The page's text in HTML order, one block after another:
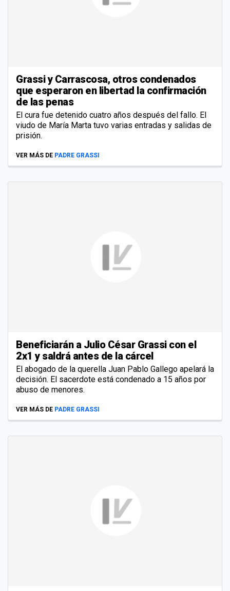
Grassi y Carrascosa, otros condenados
que esperaron en libertad la confirmación
de las penas
El cura fue detenido cuatro años después del fallo. El
viudo de María Marta tuvo varias entradas y salidas de
prisión.
VER MÁS DE PADRE GRASSI
Beneficiarán a Julio César Grassi con el
2x1 y saldrá antes de la cárcel
El abogado de la querella Juan Pablo Gallego apelará la
decisión. El sacerdote está condenado a 15 años por
abuso de menores.
VER MÁS DE PADRE GRASSI